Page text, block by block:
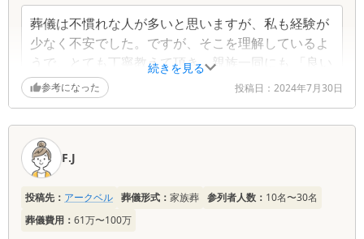
続きを見る
葬儀は不慣れな人が多いと思いますが、私も経験が
少なく不安でした。ですが、そこを理解しているよ
うで、とても丁寧教えて頂き、親族一同にも 「良い
お葬式だったね」と満足してもらいました。
参考になった 投稿日： 2024年7月30日
F.J
投稿先： アークベル 葬儀形式： 家族葬 参列者人数： 10名〜30名
葬儀費用： 61万〜100万